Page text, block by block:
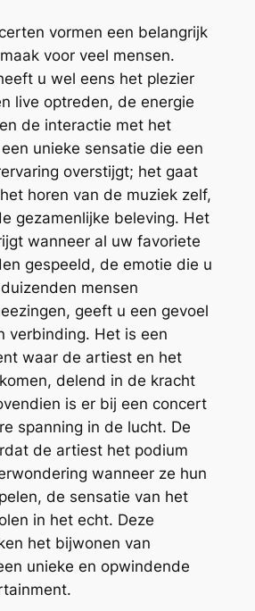
vormen een belangrijk
voor veel mensen.
u wel eens het plezier
live optreden, de energie
de interactie met het
unieke sensatie die een
overstijgt; het gaat
horen van de muziek zelf,
gezamenlijke beleving. Het
wanneer al uw favoriete
gespeeld, de emotie die u
mensen
geeft u een gevoel
verbinding. Het is een
waar de artiest en het
delend in de kracht
is er bij een concert
spanning in de lucht. De
de artiest het podium
wanneer ze hun
de sensatie van het
in het echt. Deze
het bijwonen van
unieke en opwindende